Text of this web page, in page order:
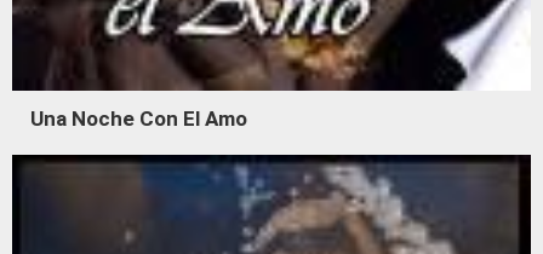
Una Noche Con El Amo